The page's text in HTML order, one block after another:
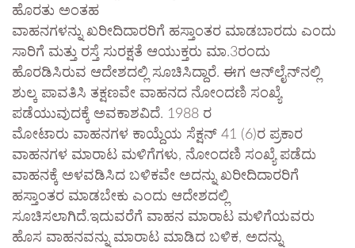
ಹೊರತು ಅಂತಹ
ವಾಹನಗಳನ್ನು ಖರೀದಿದಾರರಿಗೆ ಹಸ್ತಾಂತರ ಮಾಡಬಾರದು ಎಂದು
ಸಾರಿಗೆ ಮತ್ತು ರಸ್ತೆ ಸುರಕ್ಷತೆ ಆಯುಕ್ತರು ಮಾ.3ರಂದು
ಹೊರಡಿಸಿರುವ ಆದೇಶದಲ್ಲಿ ಸೂಚಿಸಿದ್ದಾರೆ. ಈಗ ಆನ್‌ಲೈನ್‌ನಲ್ಲಿ
ಶುಲ್ಕ ಪಾವತಿಸಿ ತಕ್ಷಣವೇ ವಾಹನದ ನೋಂದಣಿ ಸಂಖ್ಯೆ
ಪಡೆಯುವುದಕ್ಕೆ ಅವಕಾಶವಿದೆ. 1988 ರ
ಮೋಟಾರು ವಾಹನಗಳ ಕಾಯ್ದೆಯ ಸೆಕ್ಷನ್ 41 (6)ರ ಪ್ರಕಾರ
ವಾಹನಗಳ ಮಾರಾಟ ಮಳಿಗೆಗಳು, ನೋಂದಣಿ ಸಂಖ್ಯೆ ಪಡೆದು
ವಾಹನಕ್ಕೆ ಅಳವಡಿಸಿದ ಬಳಿಕವೇ ಅದನ್ನು ಖರೀದಿದಾರರಿಗೆ
ಹಸ್ತಾಂತರ ಮಾಡಬೇಕು ಎಂದು ಆದೇಶದಲ್ಲಿ
ಸೂಚಿಸಲಾಗಿದೆ.ಇದುವರೆಗೆ ವಾಹನ ಮಾರಾಟ ಮಳಿಗೆಯವರು
ಹೊಸ ವಾಹನವನ್ನು ಮಾರಾಟ ಮಾಡಿದ ಬಳಿಕ, ಅದನ್ನು